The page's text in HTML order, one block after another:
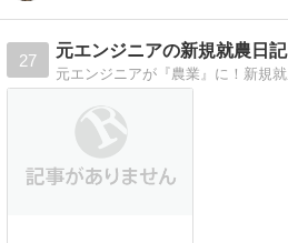
27
元エンジニアの新規就農日記